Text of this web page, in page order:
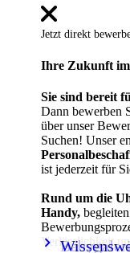
keyboard_arrow_right
keyboard_arrow_right
Jetzt direkt
Ihre Zukunft
Sie sind bereit
Dann bewerben
über unser
Suchen! Unser
ist jederzeit für
Rund um die
Handy,
Verlässlichkeit